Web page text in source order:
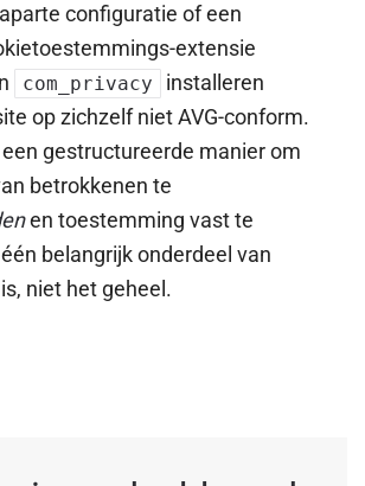
configuratie of een
extensie
com_privacy
installeren
op zichzelf niet AVG-conform.
gestructureerde manier om
betrokkenen te
en toestemming vast te
belangrijk onderdeel van
niet het geheel.